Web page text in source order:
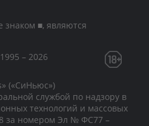
■, являются
– 2026
(«СиНьюс»)
службой по надзору в
технологий и массовых
за номером Эл № ФС77 –